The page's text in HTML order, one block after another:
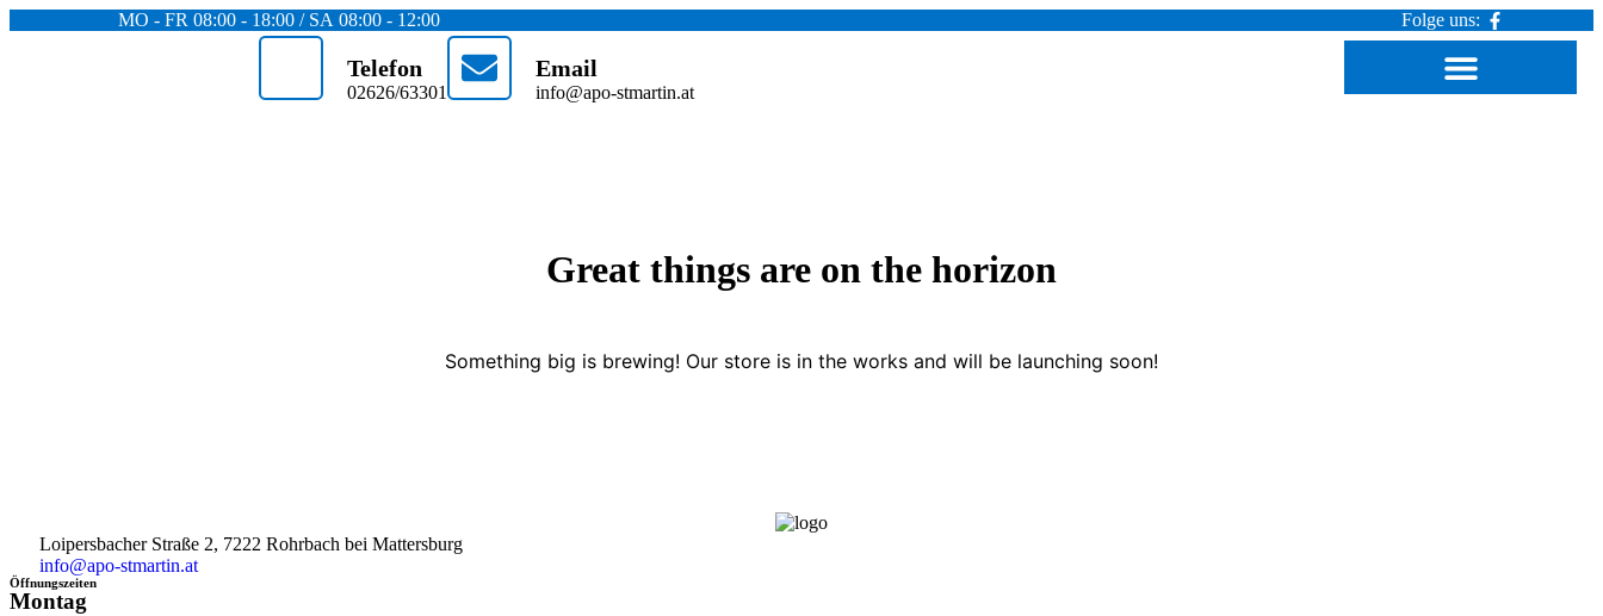
MO - FR 08:00 - 18:00 / SA 08:00 - 12:00 Folge uns:
Telefon
02626/63301
Email
info@apo-stmartin.at
Great things are on the horizon
Something big is brewing! Our store is in the works and will be launching soon!
Loipersbacher Straße 2, 7222 Rohrbach bei Mattersburg
info@apo-stmartin.at
Öffnungszeiten
Montag